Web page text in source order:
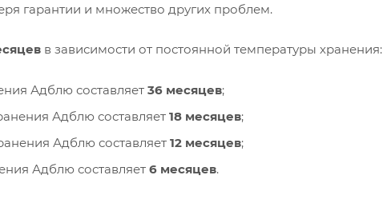
гарантии и множество других проблем.
в зависимости от постоянной температуры хранения:
Адблю составляет 36 месяцев;
Адблю составляет 18 месяцев;
Адблю составляет 12 месяцев;
Адблю составляет 6 месяцев.